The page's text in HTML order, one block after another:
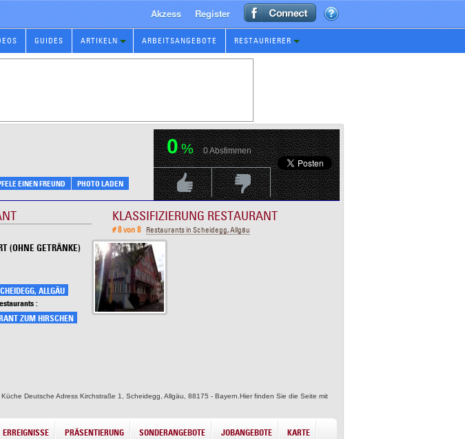
Akzess Register
GUIDES ARTIKELN ARBEITSANGEBOTE RESTAURIERER
EINEN FREUND PHOTO LADEN
0% 0Abstimmen
Positive BewertungNegative Bewertungen
(OHNE GETRÄNKE)
ALLGÄU
:
ZUM HIRSCHEN
KLASSIFIZIERUNG RESTAURANT
# 8 von 8 Restaurants in Scheidegg, Allgäu
Deutsche Adress Kirchstraße 1, Scheidegg, Allgäu, 88175 - Bayern.Hier finden Sie die Seite mit
ERREIGNISSE PRÄSENTIERUNG SONDERANGEBOTE JOBANGEBOTE KARTE